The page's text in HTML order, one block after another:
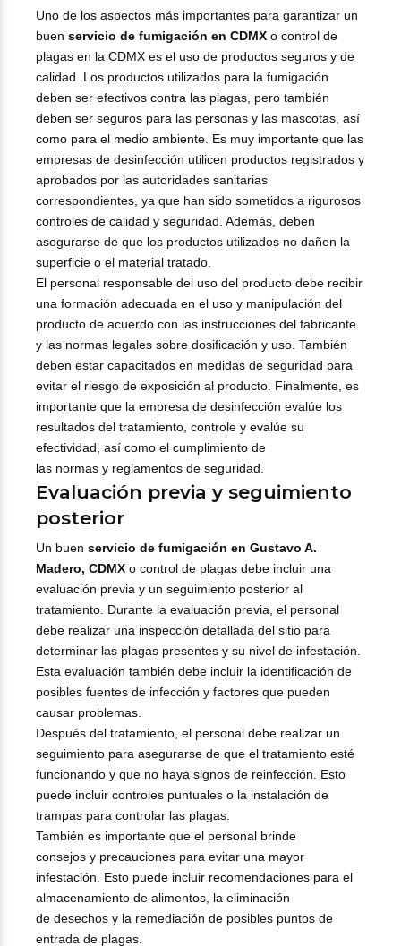
Uno de los aspectos más importantes para garantizar un
buen servicio de fumigación en CDMX o control de
plagas en la CDMX es el uso de productos seguros y de
calidad. Los productos utilizados para la fumigación
deben ser efectivos contra las plagas, pero también
deben ser seguros para las personas y las mascotas, así
como para el medio ambiente. Es muy importante que las
empresas de desinfección utilicen productos registrados y
aprobados por las autoridades sanitarias
correspondientes, ya que han sido sometidos a rigurosos
controles de calidad y seguridad. Además, deben
asegurarse de que los productos utilizados no dañen la
superficie o el material tratado.
El personal responsable del uso del producto debe recibir
una formación adecuada en el uso y manipulación del
producto de acuerdo con las instrucciones del fabricante
y las normas legales sobre dosificación y uso. También
deben estar capacitados en medidas de seguridad para
evitar el riesgo de exposición al producto. Finalmente, es
importante que la empresa de desinfección evalúe los
resultados del tratamiento, controle y evalúe su
efectividad, así como el cumplimiento de
las normas y reglamentos de seguridad.
Evaluación previa y seguimiento
posterior
Un buen servicio de fumigación en Gustavo A.
Madero, CDMX o control de plagas debe incluir una
evaluación previa y un seguimiento posterior al
tratamiento. Durante la evaluación previa, el personal
debe realizar una inspección detallada del sitio para
determinar las plagas presentes y su nivel de infestación.
Esta evaluación también debe incluir la identificación de
posibles fuentes de infección y factores que pueden
causar problemas.
Después del tratamiento, el personal debe realizar un
seguimiento para asegurarse de que el tratamiento esté
funcionando y que no haya signos de reinfección. Esto
puede incluir controles puntuales o la instalación de
trampas para controlar las plagas.
También es importante que el personal brinde
consejos y precauciones para evitar una mayor
infestación. Esto puede incluir recomendaciones para el
almacenamiento de alimentos, la eliminación
de desechos y la remediación de posibles puntos de
entrada de plagas.